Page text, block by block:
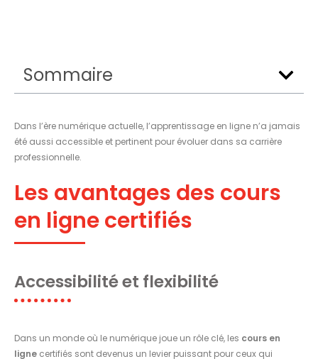
Sommaire
Dans l’ère numérique actuelle, l’apprentissage en ligne n’a jamais
été aussi accessible et pertinent pour évoluer dans sa carrière
professionnelle.
Les avantages des cours
en ligne certifiés
Accessibilité et flexibilité
Dans un monde où le numérique joue un rôle clé, les cours en
ligne certifiés sont devenus un levier puissant pour ceux qui